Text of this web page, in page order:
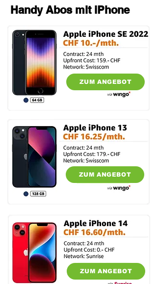
Handy Abos mit iPhone
ZUM ANGEBOT
ZUM ANGEBOT
ZUM ANGEBOT